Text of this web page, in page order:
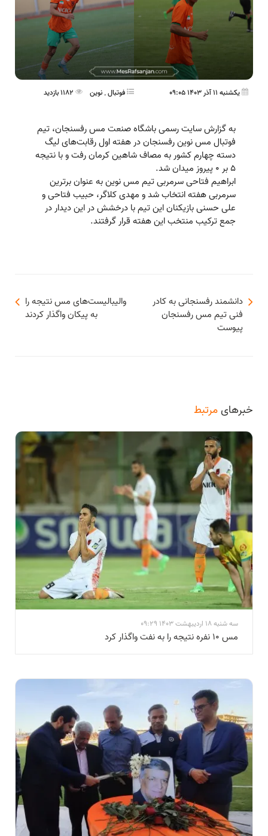
یکشنبه 11 آذر 1403 09:05 فوتبال, نوین
به گزارش سایت رسمی باشگاه صنعت مس رفسنجان، تیم
فوتبال مس نوین رفسنجان در هفته اول رقابت‌های لیگ
دسته چهارم کشور به مصاف شاهین کرمان رفت و با نتیجه
۵ بر ۰ پیروز میدان شد.
ابراهیم فتاحی سرمربی تیم مس نوین به عنوان برترین
سرمربی هفته انتخاب شد و مهدی کلاگر، حبیب فتاحی و
علی حسنی بازیکنان این تیم با درخشش در این دیدار در
جمع ترکیب منتخب این هفته قرار گرفتند.
والیبالیست‌های مس نتیجه را
به پیکان واگذار کردند
دانشمند رفسنجانی به کادر
فنی تیم مس رفسنجان
پیوست
خبرهایمرتبط
سه شنبه 18 اردیبهشت 1403 09:29
مس ۱۰ نفره نتیجه را به نفت واگذار کرد